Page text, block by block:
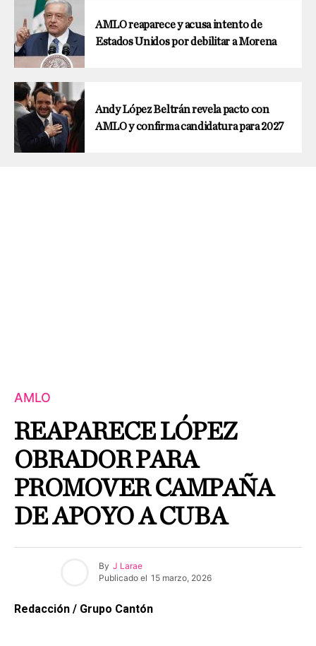
AMLO reaparece y acusa intento de
Estados Unidos por debilitar a Morena
Andy López Beltrán revela pacto con
AMLO y confirma candidatura para 2027
AMLO
REAPARECE LÓPEZ
OBRADOR PARA
PROMOVER CAMPAÑA
DE APOYO A CUBA
By J Larae
Publicado el 15 marzo, 2026
Redacción / Grupo Cantón